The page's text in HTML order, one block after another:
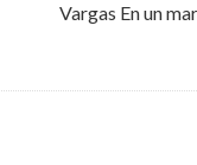
Vargas En un